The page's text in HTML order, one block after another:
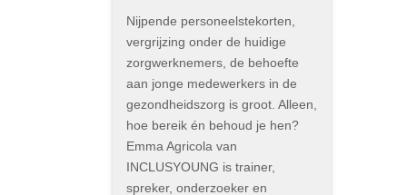
Nijpende personeelstekorten,
vergrijzing onder de huidige
zorgwerknemers, de behoefte
aan jonge medewerkers in de
gezondheidszorg is groot. Alleen,
hoe bereik én behoud je hen?
Emma Agricola van
INCLUSYOUNG is trainer,
spreker, onderzoeker en